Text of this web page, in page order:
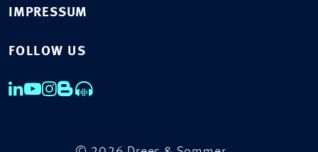
IMPRESSUM
FOLLOW US